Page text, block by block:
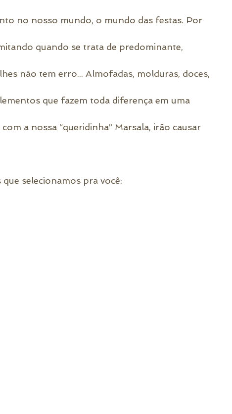
no nosso mundo, o mundo das festas. Por
quando se trata de predominante,
não tem erro... Almofadas, molduras, doces,
que fazem toda diferença em uma
a nossa “queridinha” Marsala, irão causar
selecionamos pra você: